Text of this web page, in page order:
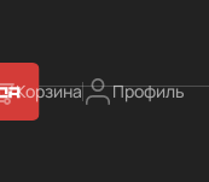
Корзина Профиль